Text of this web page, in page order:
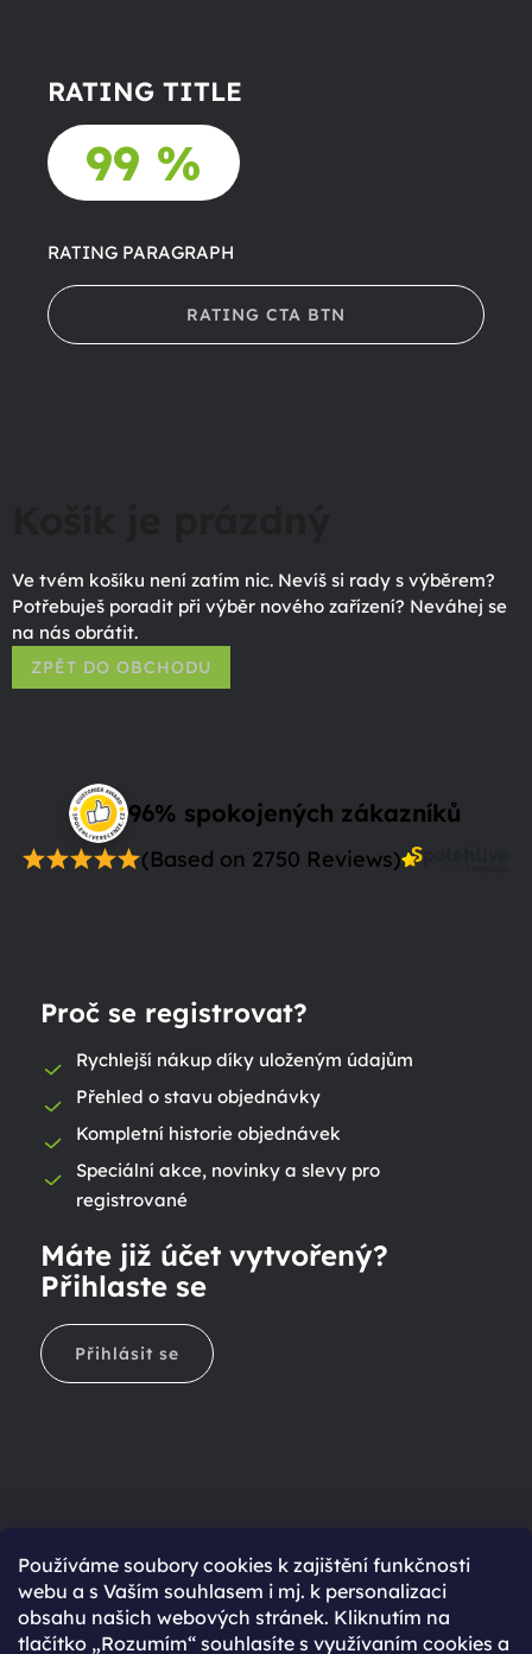
Používáme soubory cookies k zajištění funkčnosti
webu a s Vaším souhlasem i mj. k personalizaci
obsahu našich webových stránek. Kliknutím na
tlačítko „Rozumím“ souhlasíte s využívaním cookies a
RATING TITLE
99 %
RATING PARAGRAPH
RATING CTA BTN
Ve tvém košíku není zatím nic. Nevíš si rady s výběrem?
Potřebuješ poradit při výběr nového zařízení? Neváhej se
na nás obrátit.
ZPĚT DO OBCHODU
96% spokojených zákazníků
(Based on 2750 Reviews)
Proč se registrovat?
Rychlejší nákup díky uloženým údajům
Přehled o stavu objednávky
Kompletní historie objednávek
Speciální akce, novinky a slevy pro
registrované
Máte již účet vytvořený?
Přihlaste se
Přihlásit se
Ještě nemáte účet?
Rychlejší nákup díky uloženým údajům
Přehled o stavu objednávky